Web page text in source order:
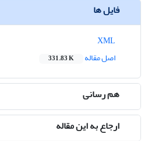
فایل ها
اصل مقاله
331.83 K
هم رسانی
ارجاع به این مقاله